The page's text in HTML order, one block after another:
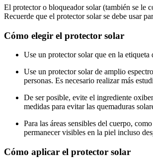
El protector o bloqueador solar (también se le
Recuerde que el protector solar se debe usar
Cómo elegir el protector solar
Use un protector solar que en la
Use un protector solar de amplio
personas. Es necesario realizar más
De ser posible, evite el ingrediente
medidas para evitar las quemaduras
Para las áreas sensibles del cuerpo,
permanecer visibles en la piel incluso
Cómo aplicar el protector solar